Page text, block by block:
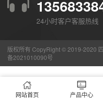
24小时客户客服热线
版权所有 CopyRight © 2019-2020
备2021010090号
网站首页 产品中心